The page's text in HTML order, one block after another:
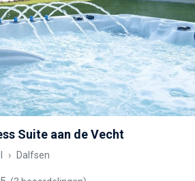
Suite aan de Vecht
Dalfsen